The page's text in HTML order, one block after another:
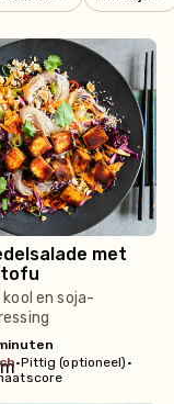
met
en soja-
•Pittig (optioneel) •